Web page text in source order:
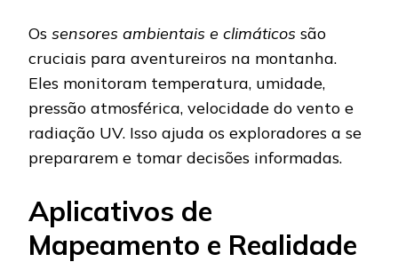
Os sensores ambientais e climáticos são
cruciais para aventureiros na montanha.
Eles monitoram temperatura, umidade,
pressão atmosférica, velocidade do vento e
radiação UV. Isso ajuda os exploradores a se
prepararem e tomar decisões informadas.
Aplicativos de
Mapeamento e Realidade